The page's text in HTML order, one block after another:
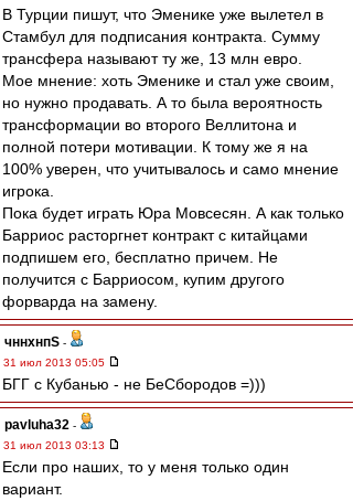
В Турции пишут, что Эменике уже вылетел в
Стамбул для подписания контракта. Сумму
трансфера называют ту же, 13 млн евро.
Мое мнение: хоть Эменике и стал уже своим,
но нужно продавать. А то была вероятность
трансформации во второго Веллитона и
полной потери мотивации. К тому же я на
100% уверен, что учитывалось и само мнение
игрока.
Пока будет играть Юра Мовсесян. А как только
Барриос расторгнет контракт с китайцами
подпишем его, бесплатно причем. Не
получится с Барриосом, купим другого
форварда на замену.
чннхнпS -
31 июл 2013 05:05
БГГ с Кубанью - не БеСбородов =)))
pavluha32 -
31 июл 2013 03:13
Если про наших, то у меня только один
вариант.